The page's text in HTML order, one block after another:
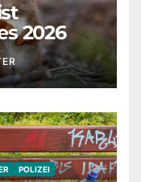
2026
POLIZEI